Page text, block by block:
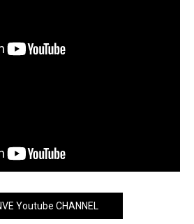
Youtube CHANNEL